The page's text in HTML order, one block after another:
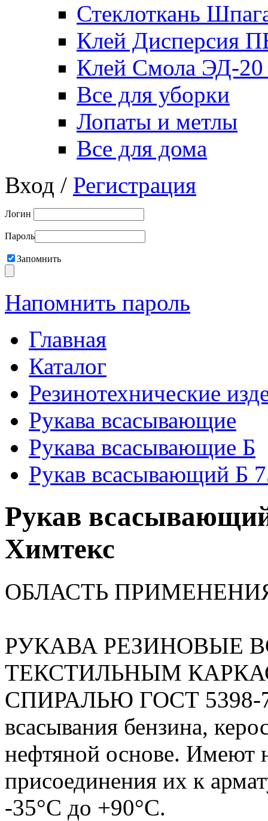
Стеклоткань
Клей Дисперсия
Клей Смола ЭД-20
Все для уборки
Лопаты и метлы
Все для дома
Вход / Регистрация
Логин
Пароль
Запомнить
Напомнить пароль
Главная
Каталог
Резинотехнические
Рукава всасывающие
Рукава всасывающие Б
Рукав всасывающий Б
Рукав
Химтекс
ОБЛАСТЬ
РУКАВА РЕЗИНОВЫЕ
ТЕКСТИЛЬНЫМ
СПИРАЛЬЮ ГОСТ 5398-
всасывания бензина,
нефтяной основе. Имеют
присоединения их к
-35°С до +90°С.